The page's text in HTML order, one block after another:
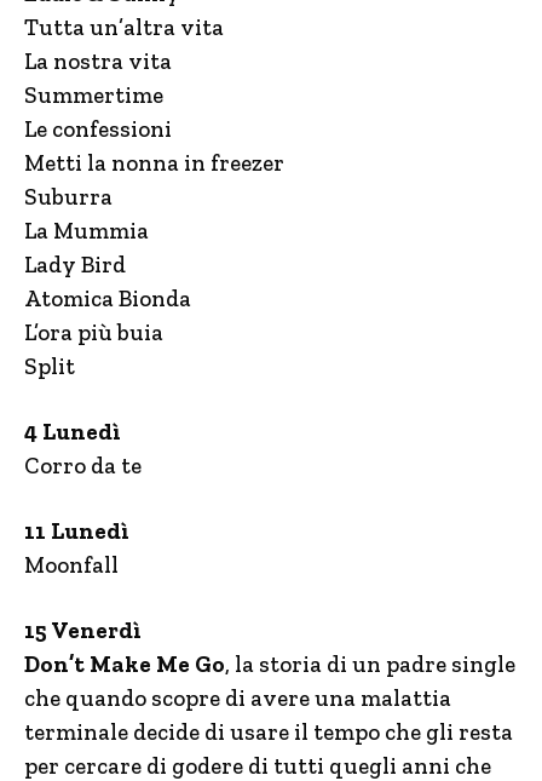
Tutta un’altra vita
La nostra vita
Summertime
Le confessioni
Metti la nonna in freezer
Suburra
La Mummia
Lady Bird
Atomica Bionda
L’ora più buia
Split
4 Lunedì
Corro da te
11 Lunedì
Moonfall
15 Venerdì
Don’t Make Me Go, la storia di un padre single
che quando scopre di avere una malattia
terminale decide di usare il tempo che gli resta
per cercare di godere di tutti quegli anni che